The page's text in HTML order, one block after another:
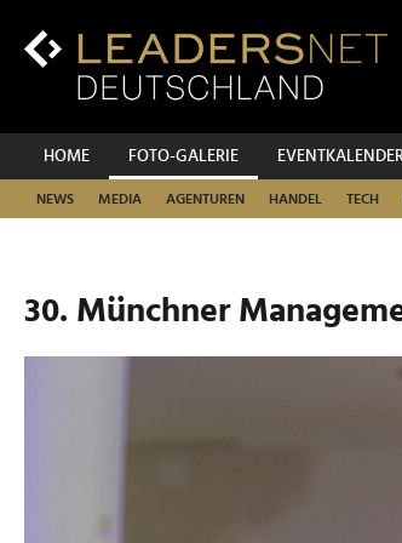
Inhalt
Hauptnavigation
HOME FOTO-GALERIE
NEWS MEDIA AGENTUREN HANDEL TECH
30. Münchner